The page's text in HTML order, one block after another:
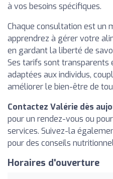
à vos besoins spécifiques.
Chaque consultation est un
apprendrez à gérer votre
en gardant la liberté de
Ses tarifs sont
adaptées aux individus,
améliorer le bien-être de
Contactez Valérie dès
pour un rendez-vous ou
services. Suivez-la
pour des conseils
Horaires d'ouverture